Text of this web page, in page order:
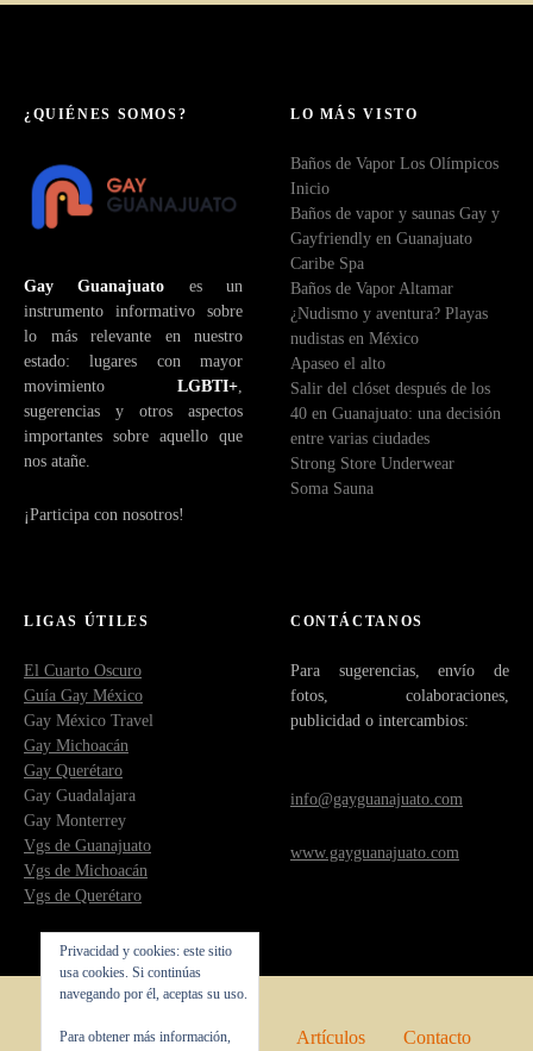
¿QUIÉNES SOMOS?
Gay Guanajuato es un
instrumento informativo sobre
lo más relevante en nuestro
estado: lugares con mayor
movimiento LGBTI+
sugerencias y otros aspectos
importantes sobre aquello que
nos atañe.
¡Participa con nosotros!
LO MÁS VISTO
Baños de Vapor Los Olímpicos
Inicio
Baños de vapor y saunas Gay y
Gayfriendly en Guanajuato
Caribe Spa
Baños de Vapor Altamar
¿Nudismo y aventura? Playas
nudistas en México
Apaseo el alto
Salir del clóset después de los
40 en Guanajuato: una decisión
entre varias ciudades
Strong Store Underwear
Soma Sauna
LIGAS ÚTILES
El Cuarto Oscuro
Guía Gay México
Gay México Travel
Gay Michoacán
Gay Querétaro
Gay Guadalajara
Gay Monterrey
Vgs de Guanajuato
Vgs de Michoacán
Vgs de Querétaro
CONTÁCTANOS
Para sugerencias, envío de
fotos, colaboraciones,
publicidad o intercambios:
info@gayguanajuato.com
www.gayguanajuato.com
Privacidad y cookies: este sitio
usa cookies. Si continúas
navegando por él, aceptas su uso.
Para obtener más información,
Inicio Quienes somos Artículos Contacto